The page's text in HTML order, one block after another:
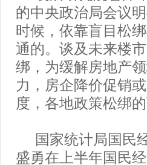
的中央政治局会议
时候，依靠盲目松
通的。谈及未来楼
绑，为缓解房地产
力，房企降价促销
度，各地政策松绑
国家统计局国民
盛勇在上半年国民